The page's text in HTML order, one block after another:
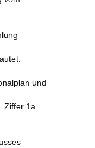
und
Ziffer 1a